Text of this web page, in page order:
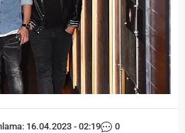
16.04.2023 - 02:19 0